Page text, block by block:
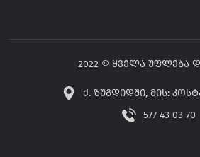
2022 © ყველა უფლება
ქ. ზუგდიდში, მის:
577 43 03 70